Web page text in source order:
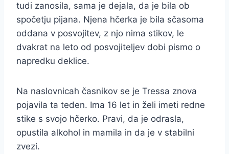
tudi zanosila, sama je dejala, da je bila ob
spočetju pijana. Njena hčerka je bila sčasoma
oddana v posvojitev, z njo nima stikov, le
dvakrat na leto od posvojiteljev dobi pismo o
napredku deklice.
Na naslovnicah časnikov se je Tressa znova
pojavila ta teden. Ima 16 let in želi imeti redne
stike s svojo hčerko. Pravi, da je odrasla,
opustila alkohol in mamila in da je v stabilni
zvezi.